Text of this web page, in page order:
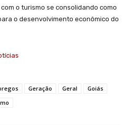
o turismo se consolidando como
o desenvolvimento econômico do
Geração Geral
Goiás